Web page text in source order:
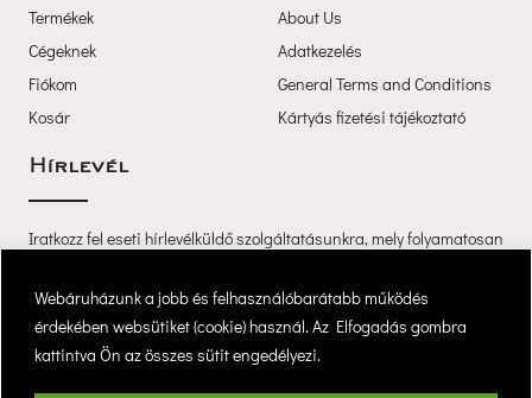
Webáruházunk a jobb és felhasználóbarátabb működés
érdekében websütiket (cookie) használ. Az Elfogadás gombra
kattintva Ön az összes sütit engedélyezi.
Termékek
Cégeknek
Fiókom
Kosár
About U
Adatkezelé
General Terms and Condition
Kártyás fizetési tájékoztató
Hírlevél
Iratkozz fel eseti hírlevélküldő szolgáltatásunkra, mely folyamatosan